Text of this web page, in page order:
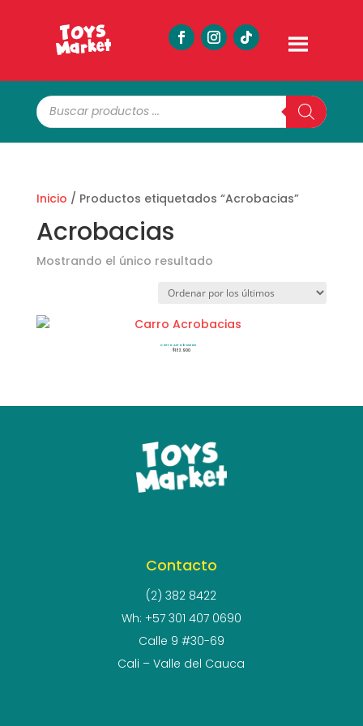
Búsqueda
de
productos
Inicio / Productos etiquetados “Acrobacias”
Acrobacias
Mostrando el único resultado
Carro Acrobacias
$183.900
Contacto
(2) 382 8422
Wh: +57 301 407 0690
Calle 9 #30-69
Cali – Valle del Cauca